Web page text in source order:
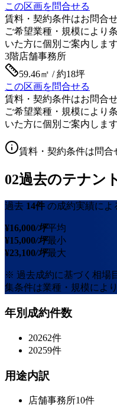
この区画を問合せる
賃料・契約条件はお問合
ご希望業種・規模により
いた方に個別ご案内します
3階店舗事務所
59.46㎡ / 約18坪
この区画を問合せる
賃料・契約条件はお問合
ご希望業種・規模により
いた方に個別ご案内します
賃料・契約条件は問合
02過去のテナン
過去 14件 の成約実績によ
¥16,000/坪平均
¥15,000/坪最小
¥23,100/坪最大
※ 過去成約に基づく相場
集条件は業種・規模によ
年別成約件数
20262件
20259件
用途内訳
店舗事務所10件